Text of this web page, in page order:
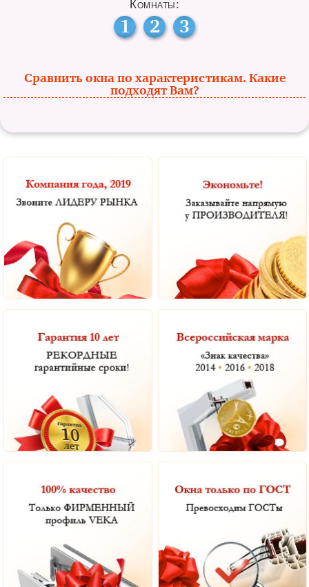
Комнаты:
1 2 3
Сравнить окна по характеристикам. Какие
подходят Вам?